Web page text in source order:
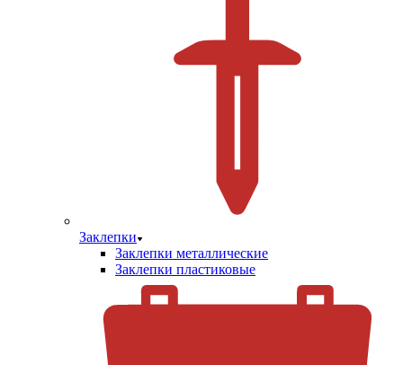
Заклепки
Заклепки металлические
Заклепки пластиковые